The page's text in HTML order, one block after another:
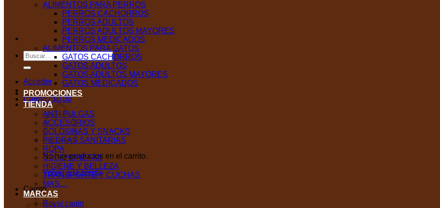
Buscar
por:
Acceder
Carrito /$0,00
No hay productos en el carrito.
Volver a la tienda
Carrito
ALIMENTOS PARA PERROS
PERROS CACHORROS
PERROS ADULTOS
PERROS ADULTOS MAYORES
PERROS MEDICADOS
ALIMENTOS PARA GATOS
GATOS CACHORROS
GATOS ADULTOS
GATOS ADULTOS MAYORES
GATOS MEDICADOS
PROMOCIONES
TIENDA
ANTI PULGAS
ACCESORIOS
GOLOSINAS Y SNACKS
PIEDRAS SANITARIAS
ROPA
COLCHONETAS
HIGIENE Y BELLEZA
TRANSPORTE Y CUCHAS
MAS…
MARCAS
Royal canin